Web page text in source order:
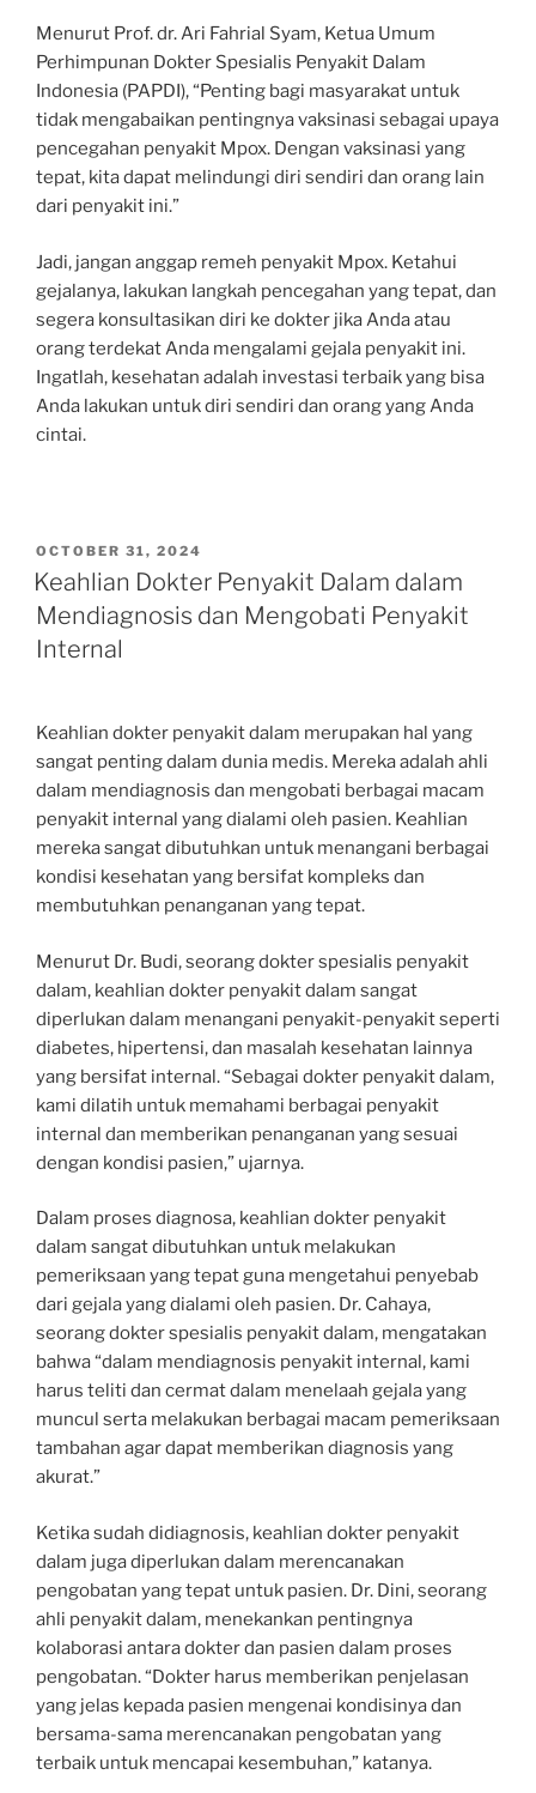
Menurut Prof. dr. Ari Fahrial Syam, Ketua Umum
Perhimpunan Dokter Spesialis Penyakit Dalam
Indonesia (PAPDI), “Penting bagi masyarakat untuk
tidak mengabaikan pentingnya vaksinasi sebagai upaya
pencegahan penyakit Mpox. Dengan vaksinasi yang
tepat, kita dapat melindungi diri sendiri dan orang lain
dari penyakit ini.”
Jadi, jangan anggap remeh penyakit Mpox. Ketahui
gejalanya, lakukan langkah pencegahan yang tepat, dan
segera konsultasikan diri ke dokter jika Anda atau
orang terdekat Anda mengalami gejala penyakit ini.
Ingatlah, kesehatan adalah investasi terbaik yang bisa
Anda lakukan untuk diri sendiri dan orang yang Anda
cintai.
POSTED
ON
OCTOBER 31, 2024
Keahlian Dokter Penyakit Dalam dalam
Mendiagnosis dan Mengobati Penyakit
Internal
Keahlian dokter penyakit dalam merupakan hal yang
sangat penting dalam dunia medis. Mereka adalah ahli
dalam mendiagnosis dan mengobati berbagai macam
penyakit internal yang dialami oleh pasien. Keahlian
mereka sangat dibutuhkan untuk menangani berbagai
kondisi kesehatan yang bersifat kompleks dan
membutuhkan penanganan yang tepat.
Menurut Dr. Budi, seorang dokter spesialis penyakit
dalam, keahlian dokter penyakit dalam sangat
diperlukan dalam menangani penyakit-penyakit seperti
diabetes, hipertensi, dan masalah kesehatan lainnya
yang bersifat internal. “Sebagai dokter penyakit dalam,
kami dilatih untuk memahami berbagai penyakit
internal dan memberikan penanganan yang sesuai
dengan kondisi pasien,” ujarnya.
Dalam proses diagnosa, keahlian dokter penyakit
dalam sangat dibutuhkan untuk melakukan
pemeriksaan yang tepat guna mengetahui penyebab
dari gejala yang dialami oleh pasien. Dr. Cahaya,
seorang dokter spesialis penyakit dalam, mengatakan
bahwa “dalam mendiagnosis penyakit internal, kami
harus teliti dan cermat dalam menelaah gejala yang
muncul serta melakukan berbagai macam pemeriksaan
tambahan agar dapat memberikan diagnosis yang
akurat.”
Ketika sudah didiagnosis, keahlian dokter penyakit
dalam juga diperlukan dalam merencanakan
pengobatan yang tepat untuk pasien. Dr. Dini, seorang
ahli penyakit dalam, menekankan pentingnya
kolaborasi antara dokter dan pasien dalam proses
pengobatan. “Dokter harus memberikan penjelasan
yang jelas kepada pasien mengenai kondisinya dan
bersama-sama merencanakan pengobatan yang
terbaik untuk mencapai kesembuhan,” katanya.